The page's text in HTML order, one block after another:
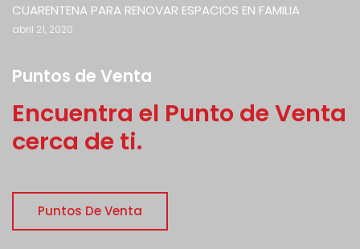
CUARENTENA PARA RENOVAR ESPACIOS EN FAMILIA
abril 21, 2020
Puntos de Venta
Encuentra el Punto de Venta
cerca de ti.
Puntos De Venta